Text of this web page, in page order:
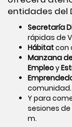
entidades del
Secretaría
rápidas de
Hábitatcon
Manzana
Empleoy
comunidad.
Y para
sesiones de
m.